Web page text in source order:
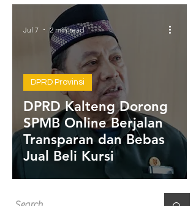
DPRD Kalteng Dorong
SPMB Online Berjalan
Transparan dan Bebas
Jual Beli Kursi
DPRD Provinsi
Jul 7 2 min read